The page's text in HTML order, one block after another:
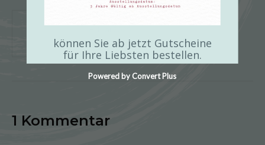
1 Kommentar
können Sie ab jetzt Gutscheine
für Ihre Liebsten bestellen.
Powered by Convert Plus